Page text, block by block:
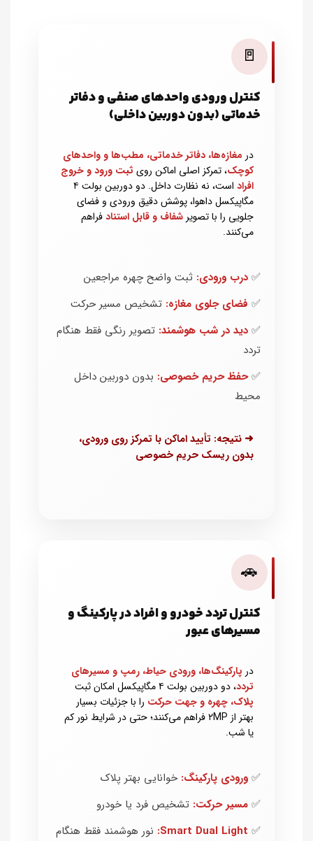
🚪
کنترل ورودی واحدهای صنفی و دفاتر
خدماتی (بدون دوربین داخلی)
در مغازه‌ها، دفاتر خدماتی، مطب‌ها و واحدهای
کوچک، تمرکز اصلی اماکن روی ثبت ورود و خروج
افراد
است، نه نظارت داخل. دو دوربین بولت ۴
مگاپیکسل داهوا، پوشش دقیق ورودی و فضای
جلویی را با تصویر شفاف و قابل استنادفراهم
می‌کنند.
✅ درب ورودی: ثبت واضح چهره مراجعین
✅ فضای جلوی مغازه: تشخیص مسیر حرکت
✅ دید در شب هوشمند: تصویر رنگی فقط هنگام
تردد
✅حفظ حریم خصوصی: بدون دوربین داخل
محیط
➜ نتیجه: تأیید اماکن با تمرکز روی ورودی،
بدون ریسک حریم خصوصی
🚗
کنترل تردد خودرو و افراد در پارکینگ و
مسیرهای عبور
در پارکینگ‌ها، ورودی حیاط، رمپ و مسیرهای
تردد، دو دوربین بولت ۴ مگاپیکسل امکان ثبت
پلاک، چهره و جهت حرکت را با جزئیات بسیار
بهتر از ۲MP فراهم می‌کنند؛ حتی در شرایط نور کم
یا شب.
✅ ورودی پارکینگ: خوانایی بهتر پلاک
✅ مسیر حرکت: تشخیص فرد یا خودرو
✅
Smart Dual Light: نور هوشمند فقط هنگام